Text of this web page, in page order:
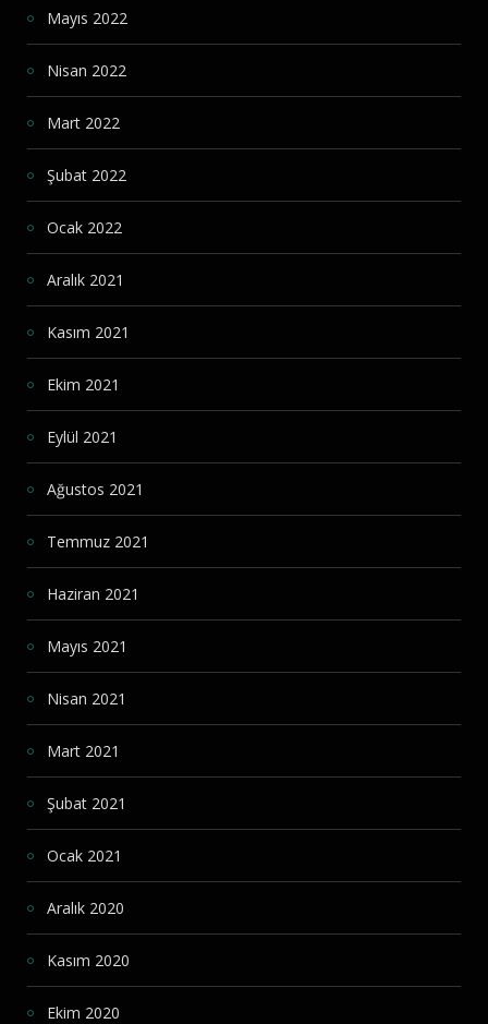
Mayıs 2022
Nisan 2022
Mart 2022
Şubat 2022
Ocak 2022
Aralık 2021
Kasım 2021
Ekim 2021
Eylül 2021
Ağustos 2021
Temmuz 2021
Haziran 2021
Mayıs 2021
Nisan 2021
Mart 2021
Şubat 2021
Ocak 2021
Aralık 2020
Kasım 2020
Ekim 2020